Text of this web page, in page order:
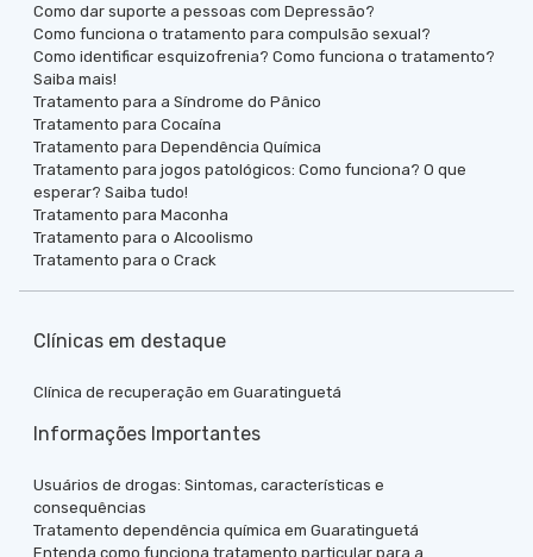
Como dar suporte a pessoas com Depressão?
Como funciona o tratamento para compulsão sexual?
Como identificar esquizofrenia? Como funciona o tratamento?
Saiba mais!
Tratamento para a Síndrome do Pânico
Tratamento para Cocaína
Tratamento para Dependência Química
Tratamento para jogos patológicos: Como funciona? O que
esperar? Saiba tudo!
Tratamento para Maconha
Tratamento para o Alcoolismo
Tratamento para o Crack
Clínicas em destaque
Clínica de recuperação em Guaratinguetá
Informações Importantes
Usuários de drogas: Sintomas, características e
consequências
Tratamento dependência química em Guaratinguetá
Entenda como funciona tratamento particular para a